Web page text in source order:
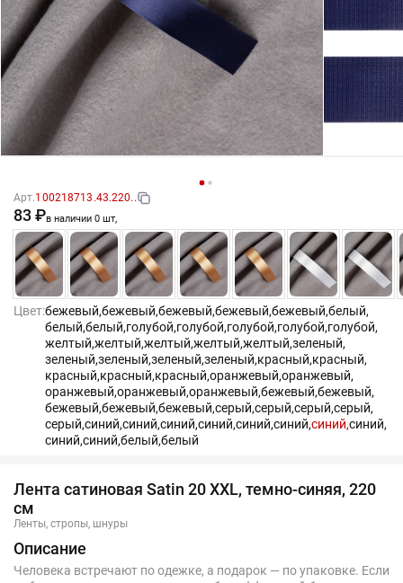
Арт.100218713.43.220..
83 ₽в наличии 0 шт,
Цвет:бежевый,бежевый,бежевый,бежевый,бежевый,белый,
белый,белый,голубой,голубой,голубой,голубой,голубой,
желтый,желтый,желтый,желтый,желтый,зеленый,
зеленый,зеленый,зеленый,зеленый,красный,красный,
красный,красный,красный,оранжевый,оранжевый,
оранжевый,оранжевый,оранжевый,бежевый,бежевый,
бежевый,бежевый,бежевый,серый,серый,серый,серый,
серый,синий,синий,синий,синий,синий,синий,синий,синий,
синий,синий,белый,белый
Лента сатиновая Satin 20 XXL, темно-синяя, 220
см
Ленты, стропы, шнуры
Описание
Человека встречают по одежке, а подарок — по упаковке. Если